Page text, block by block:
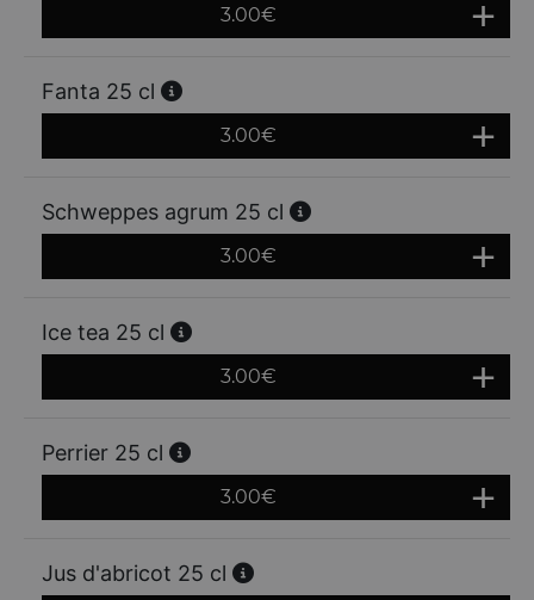
3.00€
Fanta 25 cl
3.00€
Schweppes agrum 25 cl
3.00€
Ice tea 25 cl
3.00€
Perrier 25 cl
3.00€
Jus d'abricot 25 cl